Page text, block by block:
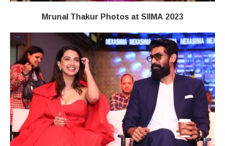
Mrunal Thakur Photos at SIIMA 2023